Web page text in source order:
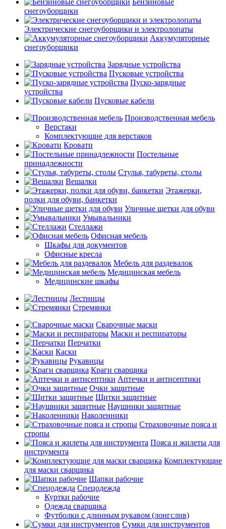
Бензиновые
снегоуборщики
Электрические снегоуборщики и электролопаты
Аккумуляторные
снегоуборщики
Зарядные устройства
Пусковые устройства
Пуско-зарядные
устройства
Пусковые кабели
Производственная мебель
Верстаки
Комплектующие для верстаков
Кровати
Постельные
принадлежности
Стулья, табуреты, столы
Вешалки
Этажерки,
полки для обуви, банкетки
Уличные щетки для обуви
Умывальники
Стеллажи
Офисная мебель
Шкафы для документов
Офисные кресла
Мебель для раздевалок
Медицинская мебель
Медицинские шкафы
Лестницы
Стремянки
Сварочные маски
Маски и респираторы
Перчатки
Каски
Рукавицы
Краги сварщика
Аптечки и антисептики
Очки защитные
Щитки защитные
Наушники защитные
Наколенники
Страховочные пояса и
стропы
Пояса и жилеты для
инструмента
Комплектующие
для маски сварщика
Шапки рабочие
Спецодежда
Куртки рабочие
Одежда сварщика
Футболки с длинным рукавом (лонгслив)
Сумки для инструментов